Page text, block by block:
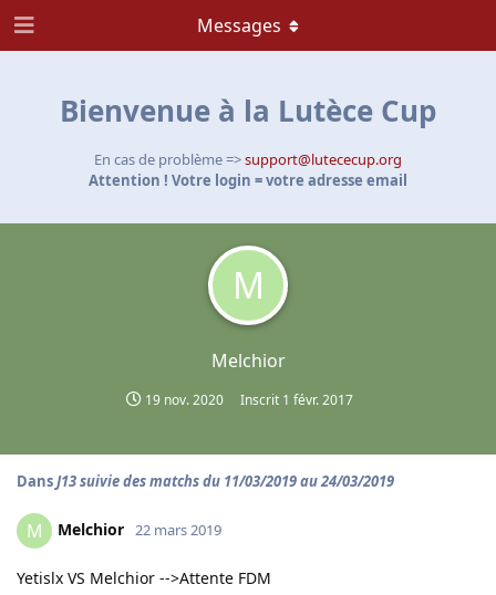
Bienvenue à la Lutèce Cup
En cas de problème =>support@lutececup.org
Attention ! Votre login = votre adresse email
M
Melchior
19 nov. 2020 Inscrit 1 févr. 2017
Messages
DansJ13 suivie des matchs du 11/03/2019 au 24/03/2019
M Melchior 22 mars 2019
Yetislx VS Melchior -->Attente FDM